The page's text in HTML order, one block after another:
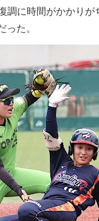
調に時間がかかりが
った。